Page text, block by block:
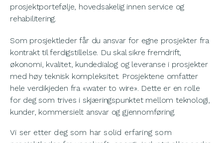
prosjektportefølje, hovedsakelig innen service og
rehabilitering.
Som prosjektleder får du ansvar for egne prosjekter fra
kontrakt til ferdigstillelse. Du skal sikre fremdrift,
økonomi, kvalitet, kundedialog og leveranse i prosjekter
med høy teknisk kompleksitet. Prosjektene omfatter
hele verdikjeden fra «water to wire». Dette er en rolle
for deg som trives i skjæringspunktet mellom teknologi,
kunder, kommersielt ansvar og gjennomføring.
Vi ser etter deg som har solid erfaring som